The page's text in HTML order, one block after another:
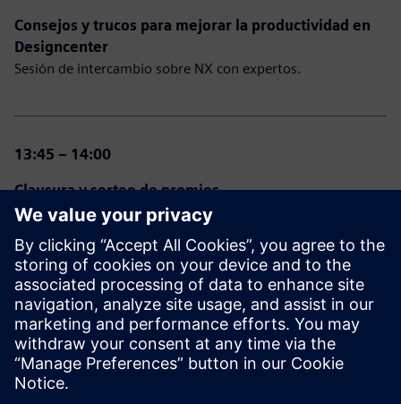
Consejos y trucos para mejorar la productividad en
Designcenter
Sesión de intercambio sobre NX con expertos.​
13:45 – 14:00
Clausura y sorteo de premios
¡Cierre del día y anuncio de los ganadores!
14:00 – 15:00
Comida, networking y experiencia inmersiva SONY
Conectar con los expertos de Siemens y descubre la
ingeniería inmersiva de la mano de Sony.​